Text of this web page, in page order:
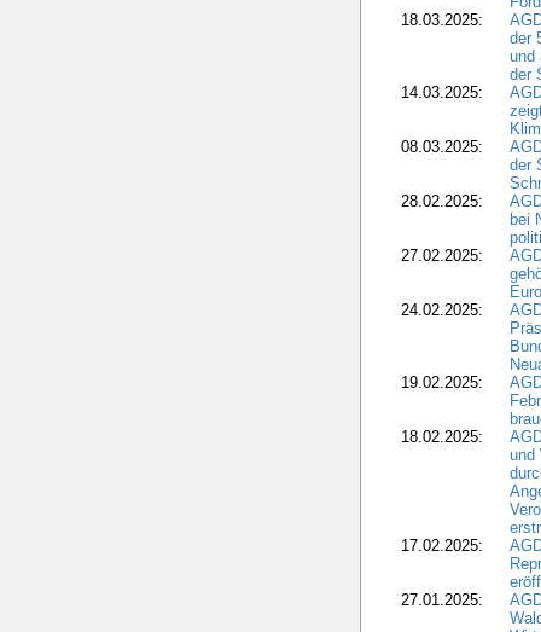
18.03.2025:
der
und
der
14.03.2025:
08.03.2025:
der
28.02.2025:
bei
27.02.2025:
24.02.2025:
19.02.2025:
18.02.2025:
und
17.02.2025:
27.01.2025: